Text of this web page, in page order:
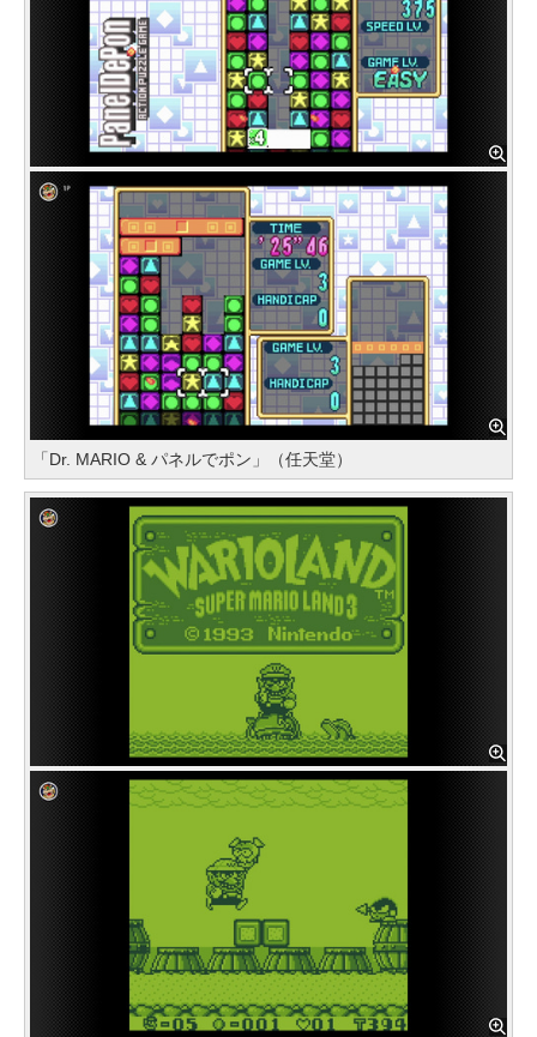
「Dr. MARIO & パネルでポン」（任天堂）